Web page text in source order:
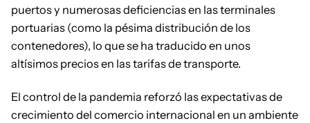
puertos y numerosas deficiencias en las terminales
portuarias (como la pésima distribución de los
contenedores), lo que se ha traducido en unos
altísimos precios en las tarifas de transporte.
El control de la pandemia reforzó las expectativas de
crecimiento del comercio internacional en un ambiente